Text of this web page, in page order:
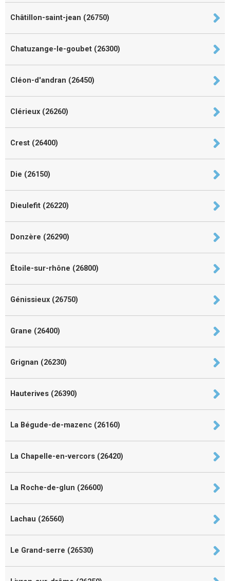
Châtillon-saint-jean (26750)
Chatuzange-le-goubet (26300)
Cléon-d'andran (26450)
Clérieux (26260)
Crest (26400)
Die (26150)
Dieulefit (26220)
Donzère (26290)
Étoile-sur-rhône (26800)
Génissieux (26750)
Grane (26400)
Grignan (26230)
Hauterives (26390)
La Bégude-de-mazenc (26160)
La Chapelle-en-vercors (26420)
La Roche-de-glun (26600)
Lachau (26560)
Le Grand-serre (26530)